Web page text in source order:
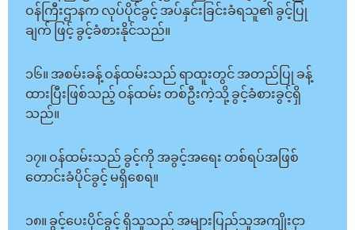
ဝန်ကြီးဌာနက လုပ်ပိုင်ခွင့် အပ်နှင်းခြင်းခံရသူ၏ ခွင့်ပြု
ချက် ဖြင့် ခွင့်ခံစားနိုင်သည်။
၁၆။ အစမ်းခန့် ဝန်ထမ်းသည် ရာထူးတွင် အတည်ပြု ခန့်
ထားပြီးဖြစ်သည့် ဝန်ထမ်း တစ်ဦးကဲ့သို့ ခွင့်ခံစားခွင့်ရှိ
သည်။
၁၇။ ဝန်ထမ်းသည် ခွင့်ကို အခွင့်အရေး တစ်ရပ်အဖြစ်
တောင်းခံပိုင်ခွင့် မရှိစေရ။
၁၈။ ခွင့်ပေးပိုင်ခွင့် ရှိသူသည် အများပြည်သူအကျိုးငှာ